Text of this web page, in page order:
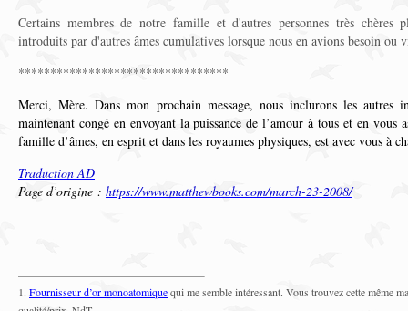
Certains membres de notre famille et d'autres personnes très chères
introduits par d'autres âmes cumulatives lorsque nous en avions besoin ou
*********************************
Merci, Mère. Dans mon prochain message, nous inclurons les autres
maintenant congé en envoyant la puissance de l’amour à tous et en vous
famille d’âmes, en esprit et dans les royaumes physiques, est avec vous à
Traduction AD
Page d’origine : https://www.matthewbooks.com/march-23-2008/
1. Fournisseur d’or monoatomiquequi me semble intéressant. Vous trouvez cette même